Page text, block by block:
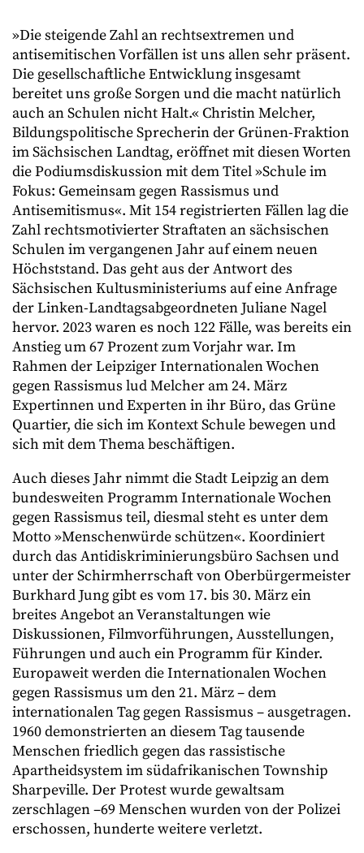
»Die steigende Zahl an rechtsextremen und
antisemitischen Vorfällen ist uns allen sehr präsent.
Die gesellschaftliche Entwicklung insgesamt
bereitet uns große Sorgen und die macht natürlich
auch an Schulen nicht Halt.« Christin Melcher,
Bildungspolitische Sprecherin der Grünen-Fraktion
im Sächsischen Landtag, eröffnet mit diesen Worten
die Podiumsdiskussion mit dem Titel »Schule im
Fokus: Gemeinsam gegen Rassismus und
Antisemitismus«. Mit 154 registrierten Fällen lag die
Zahl rechtsmotivierter Straftaten an sächsischen
Schulen im vergangenen Jahr auf einem neuen
Höchststand. Das geht aus der Antwort des
Sächsischen Kultusministeriums auf eine Anfrage
der Linken-Landtagsabgeordneten Juliane Nagel
hervor. 2023 waren es noch 122 Fälle, was bereits ein
Anstieg um 67 Prozent zum Vorjahr war. Im
Rahmen der Leipziger Internationalen Wochen
gegen Rassismus lud Melcher am 24. März
Expertinnen und Experten in ihr Büro, das Grüne
Quartier, die sich im Kontext Schule bewegen und
sich mit dem Thema beschäftigen.
Auch dieses Jahr nimmt die Stadt Leipzig an dem
bundesweiten Programm Internationale Wochen
gegen Rassismus teil, diesmal steht es unter dem
Motto »Menschenwürde schützen«. Koordiniert
durch das Antidiskriminierungsbüro Sachsen und
unter der Schirmherrschaft von Oberbürgermeister
Burkhard Jung gibt es vom 17. bis 30. März ein
breites Angebot an Veranstaltungen wie
Diskussionen, Filmvorführungen, Ausstellungen,
Führungen und auch ein Programm für Kinder.
Europaweit werden die Internationalen Wochen
gegen Rassismus um den 21. März – dem
internationalen Tag gegen Rassismus – ausgetragen.
1960 demonstrierten an diesem Tag tausende
Menschen friedlich gegen das rassistische
Apartheidsystem im südafrikanischen Township
Sharpeville. Der Protest wurde gewaltsam
zerschlagen –69 Menschen wurden von der Polizei
erschossen, hunderte weitere verletzt.